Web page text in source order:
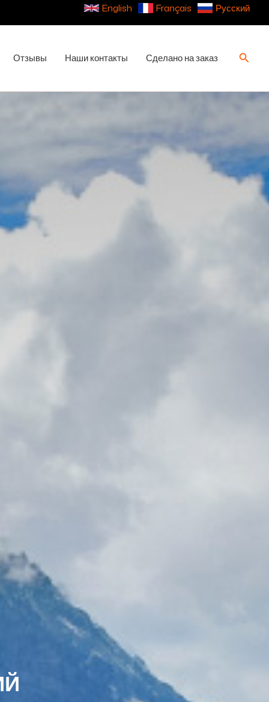
English Français Русский
Отзывы Наши контакты Сделано на заказ Поиск